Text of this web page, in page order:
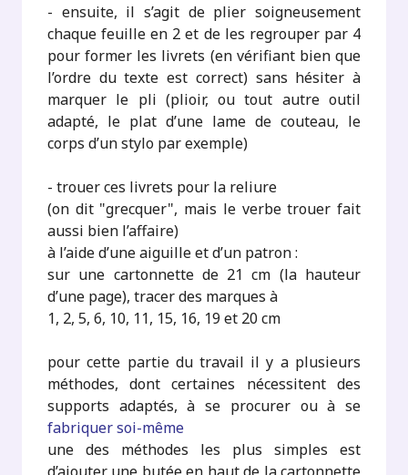
- ensuite, il s’agit de plier soigneusement
chaque feuille en 2 et de les regrouper par 4
pour former les livrets (en vérifiant bien que
l’ordre du texte est correct) sans hésiter à
marquer le pli (plioir, ou tout autre outil
adapté, le plat d’une lame de couteau, le
corps d’un stylo par exemple)
- trouer ces livrets pour la reliure
(on dit "grecquer", mais le verbe trouer fait
aussi bien l’affaire)
à l’aide d’une aiguille et d’un patron :
sur une cartonnette de 21 cm (la hauteur
d’une page), tracer des marques à
1, 2, 5, 6, 10, 11, 15, 16, 19 et 20 cm
pour cette partie du travail il y a plusieurs
méthodes, dont certaines nécessitent des
supports adaptés, à se procurer ou à se
fabriquer soi-même
une des méthodes les plus simples est